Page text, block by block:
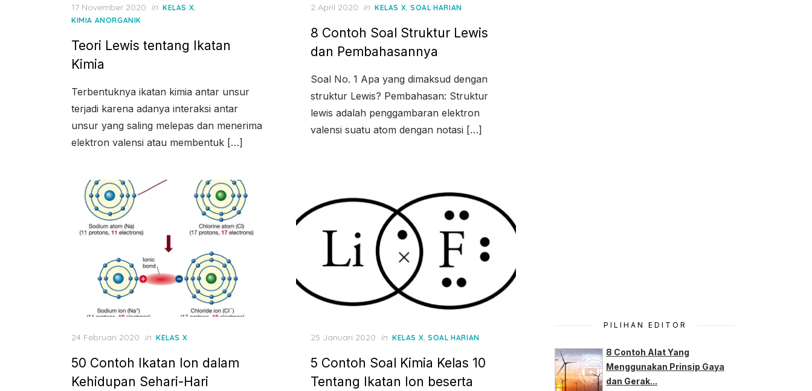
Posted
on
17 November 2020 in KELAS X
KIMIA ANORGANIK
Teori Lewis tentang Ikatan
Kimia
Terbentuknya ikatan kimia antar unsur
terjadi karena adanya interaksi antar
unsur yang saling melepas dan menerima
elektron valensi atau membentuk […]
Posted
2 April 2020 in KELAS X ,SOAL HARIAN
8 Contoh Soal Struktur Lewis
dan Pembahasannya
Soal No. 1 Apa yang dimaksud dengan
struktur Lewis? Pembahasan: Struktur
lewis adalah penggambaran elektron
valensi suatu atom dengan notasi […]
Posted
24 Februari 2020 in KELAS X
50 Contoh Ikatan Ion dalam
Kehidupan Sehari-Hari
Posted
25 Januari 2020 in KELAS X,SOAL HARIAN
5 Contoh Soal Kimia Kelas 10
Tentang Ikatan Ion beserta
PILIHAN EDITOR
8 Contoh Alat Yang
Menggunakan Prinsip Gaya
dan Gerak...